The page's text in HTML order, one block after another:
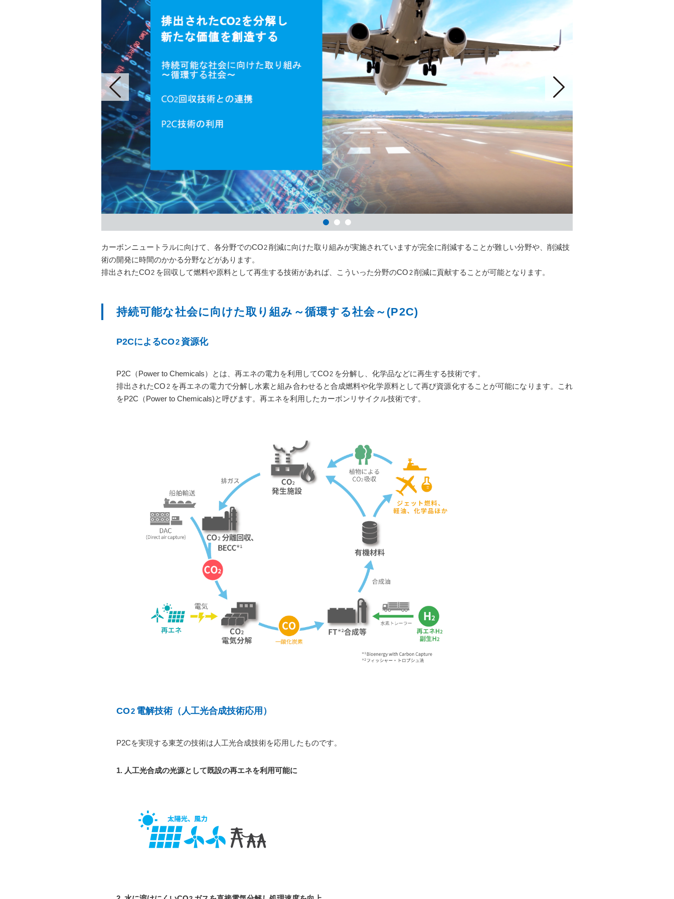
カーボンニュートラルに向けて、各分野でのCO2 削減に向けた取り組みが実施されていますが完全に削減することが難しい分野や、削減技
術の開発に時間のかかる分野などがあります。
排出されたCO2 を回収して燃料や原料として再生する技術があれば、こういった分野のCO 2 削減に貢献することが可能となります。
持続可能な社会に向けた取り組み～循環する社会～(P2C)
P2CによるCO2 資源化
P2C（Power to Chemicals）とは、再エネの電力を利用してCO2 を分解し、化学品などに再生する技術です。
排出されたCO 2 を再エネの電力で分解し水素と組み合わせると合成燃料や化学原料として再び資源化することが可能になります。これ
をP2C（Power to Chemicals)と呼びます。再エネを利用したカーボンリサイクル技術です。
CO2 電解技術（人工光合成技術応用）
P2Cを実現する東芝の技術は人工光合成技術を応用したものです。
1. 人工光合成の光源として既設の再エネを利用可能に